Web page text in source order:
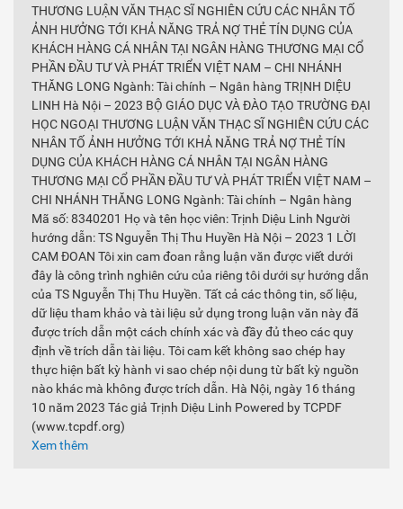
THƯƠNG LUẬN VĂN THẠC SĨ NGHIÊN CỨU CÁC NHÂN TỐ
ẢNH HƯỞNG TỚI KHẢ NĂNG TRẢ NỢ THẺ TÍN DỤNG CỦA
KHÁCH HÀNG CÁ NHÂN TẠI NGÂN HÀNG THƯƠNG MẠI CỔ
PHẦN ĐẦU TƯ VÀ PHÁT TRIỂN VIỆT NAM – CHI NHÁNH
THĂNG LONG Ngành: Tài chính – Ngân hàng TRỊNH DIỆU
LINH Hà Nội – 2023 BỘ GIÁO DỤC VÀ ĐÀO TẠO TRƯỜNG ĐẠI
HỌC NGOẠI THƯƠNG LUẬN VĂN THẠC SĨ NGHIÊN CỨU CÁC
NHÂN TỐ ẢNH HƯỞNG TỚI KHẢ NĂNG TRẢ NỢ THẺ TÍN
DỤNG CỦA KHÁCH HÀNG CÁ NHÂN TẠI NGÂN HÀNG
THƯƠNG MẠI CỔ PHẦN ĐẦU TƯ VÀ PHÁT TRIỂN VIỆT NAM –
CHI NHÁNH THĂNG LONG Ngành: Tài chính – Ngân hàng
Mã số: 8340201 Họ và tên học viên: Trịnh Diệu Linh Người
hướng dẫn: TS Nguyễn Thị Thu Huyền Hà Nội – 2023 1 LỜI
CAM ĐOAN Tôi xin cam đoan rằng luận văn được viết dưới
đây là công trình nghiên cứu của riêng tôi dưới sự hướng dẫn
của TS Nguyễn Thị Thu Huyền. Tất cả các thông tin, số liệu,
dữ liệu tham khảo và tài liệu sử dụng trong luận văn này đã
được trích dẫn một cách chính xác và đầy đủ theo các quy
định về trích dẫn tài liệu. Tôi cam kết không sao chép hay
thực hiện bất kỳ hành vi sao chép nội dung từ bất kỳ nguồn
nào khác mà không được trích dẫn. Hà Nội, ngày 16 tháng
10 năm 2023 Tác giả Trịnh Diệu Linh Powered by TCPDF
(www.tcpdf.org)
Xem thêm